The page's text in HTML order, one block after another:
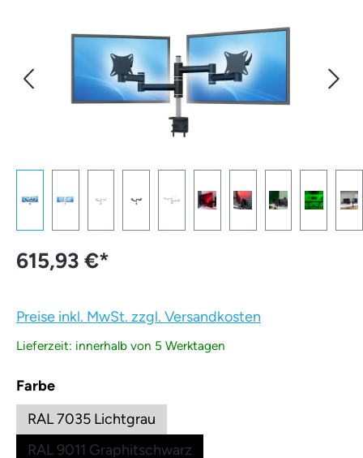
615,93 €*
Preise inkl. MwSt. zzgl. Versandkosten
Lieferzeit: innerhalb von 5 Werktagen
Farbeauswählen
RAL 7035 Lichtgrau
RAL 9011 Graphitschwarz